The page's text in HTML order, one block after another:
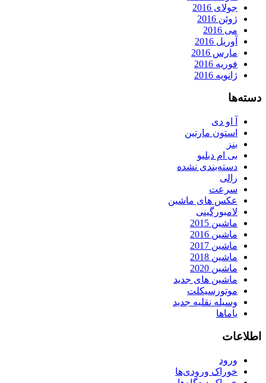
جولای 2016
ژوئن 2016
می 2016
آوریل 2016
مارس 2016
فوریه 2016
ژانویه 2016
دسته‌ها
آ او دی
استون مارتین
بنز
بی ام دبلیو
دسته‌بندی نشده
رالی
سرعت
عکس های ماشین
لامبورگینی
ماشین 2015
ماشین 2016
ماشین 2017
ماشین 2018
ماشین 2020
ماشین های جدید
موتورسیکلت
وسیله نقلیه جدید
یاماها
اطلاعات
ورود
خوراک ورودی‌ها